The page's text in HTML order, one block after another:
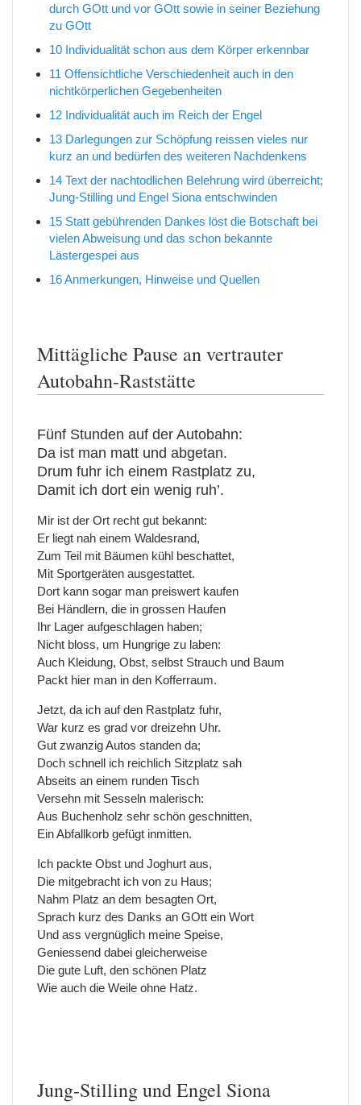
durch GOtt und vor GOtt sowie in seiner Beziehung
zu GOtt
10 Individualität schon aus dem Körper erkennbar
11 Offensichtliche Verschiedenheit auch in den
nichtkörperlichen Gegebenheiten
12 Individualität auch im Reich der Engel
13 Darlegungen zur Schöpfung reissen vieles nur
kurz an und bedürfen des weiteren Nachdenkens
14 Text der nachtodlichen Belehrung wird überreicht;
Jung-Stilling und Engel Siona entschwinden
15 Statt gebührenden Dankes löst die Botschaft bei
vielen Abweisung und das schon bekannte
Lästergespei aus
16Anmerkungen, Hinweise und Quellen
Mittägliche Pause an vertrauter
Autobahn-Raststätte
Fünf Stunden auf der Autobahn:
Da ist man matt und abgetan.
Drum fuhr ich einem Rastplatz zu,
Damit ich dort ein wenig ruh’.
Mir ist der Ort recht gut bekannt:
Er liegt nah einem Waldesrand,
Zum Teil mit Bäumen kühl beschattet,
Mit Sportgeräten ausgestattet.
Dort kann sogar man preiswert kaufen
Bei Händlern, die in grossen Haufen
Ihr Lager aufgeschlagen haben;
Nicht bloss, um Hungrige zu laben:
Auch Kleidung, Obst, selbst Strauch und Baum
Packt hier man in den Kofferraum.
Jetzt, da ich auf den Rastplatz fuhr,
War kurz es grad vor dreizehn Uhr.
Gut zwanzig Autos standen da;
Doch schnell ich reichlich Sitzplatz sah
Abseits an einem runden Tisch
Versehn mit Sesseln malerisch:
Aus Buchenholz sehr schön geschnitten,
Ein Abfallkorb gefügt inmitten.
Ich packte Obst und Joghurt aus,
Die mitgebracht ich von zu Haus;
Nahm Platz an dem besagten Ort,
Sprach kurz des Danks an GOtt ein Wort
Und ass vergnüglich meine Speise,
Geniessend dabei gleicherweise
Die gute Luft, den schönen Platz
Wie auch die Weile ohne Hatz.
Jung-Stilling und Engel Siona